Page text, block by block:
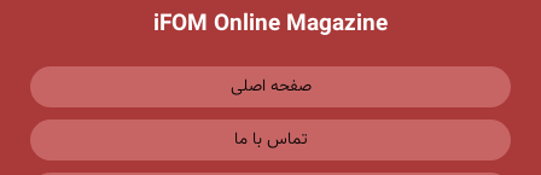
iFOM Online Magazine
صفحه اصلی
تماس با ما